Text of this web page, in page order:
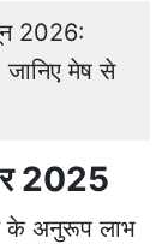
2026:
मेष से
2025
के अनुरूप लाभ